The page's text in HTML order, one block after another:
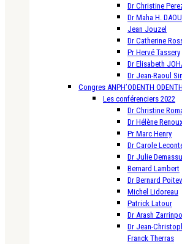
Dr Christine
Dr Maha H. DAOU
Jean Jouzel
Dr Catherine
Pr Hervé Tassery
Dr Elisabeth
Dr Jean-Raoul
Congres ANPH’ODENTH
Les conférenciers 2022
Dr Christine
Dr Hélène Renoux
Pr Marc Henry
Dr Carole
Dr Julie
Bernard Lambert
Dr Bernard
Michel Lidoreau
Patrick Latour
Dr Arash
Dr Jean-
Franck Therras